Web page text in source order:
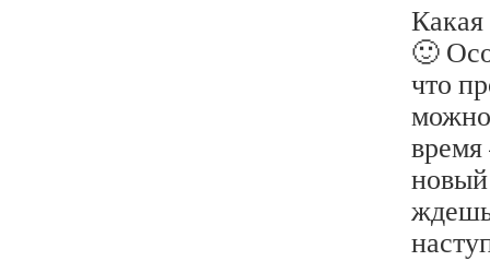
Какая
🙂
что
можно
новый